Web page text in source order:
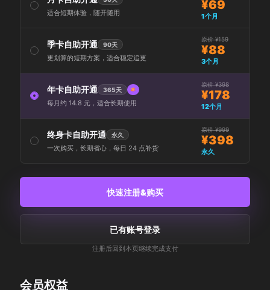
适合短期体验，随开随用
¥69
1个月
季卡自助开通 90天
更划算的短期方案，适合稳定追更
原价 ¥159
¥88
3个月
年卡自助开通 365天
每月约 14.8 元，适合长期使用
原价 ¥398
¥178
12个月
终身卡自助开通 永久
一次购买，长期省心，每日 24 点补货
原价 ¥999
¥398
永久
快速注册&购买
已有账号登录
注册后回到本页继续完成支付
会员权益